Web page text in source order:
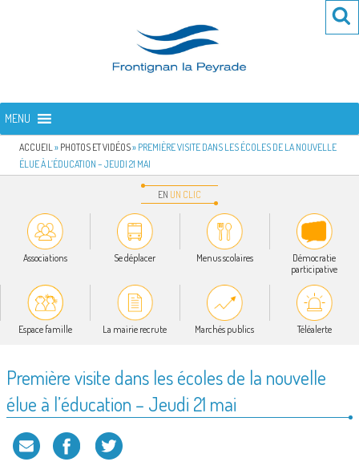
FRONTIGNAN LA PEYRADE
MENU
ACCUEIL » PHOTOS ET VIDÉOS» PREMIÈRE VISITE DANS LES ÉCOLES DE LA NOUVELLE
ÉLUE À L’ÉDUCATION – JEUDI 21 MAI
EN UN CLIC
Associations Se déplacer Menus scolaires
Démocratie
participative
Espace famille La mairie recrute Marchés publics Téléalerte
Première visite dans les écoles de la nouvelle
élue à l’éducation – Jeudi 21 mai